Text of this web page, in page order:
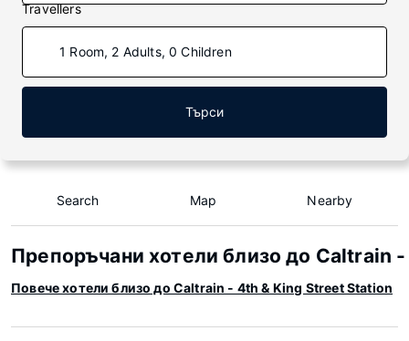
Travellers
1 Room, 2 Adults, 0 Children
Търси
Search Map Nearby
Препоръчани хотели близо до Caltrain
Повече хотели близо до Caltrain - 4th & King Street Station